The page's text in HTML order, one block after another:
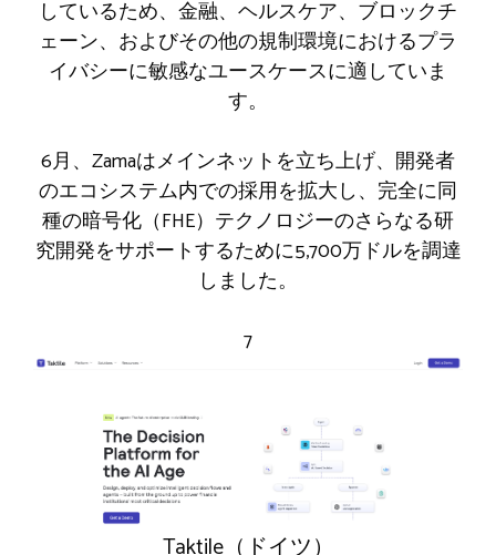
しているため、金融、ヘルスケア、ブロックチ
ェーン、およびその他の規制環境におけるプラ
イバシーに敏感なユースケースに適していま
す。
6月、Zamaはメインネットを立ち上げ、開発者
のエコシステム内での採用を拡大し、完全に同
種の暗号化（FHE）テクノロジーのさらなる研
究開発をサポートするために5,700万ドルを調達
しました。
7